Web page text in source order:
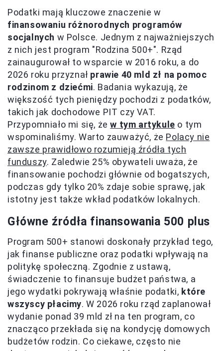
Podatki mają kluczowe znaczenie w
finansowaniu różnorodnych programów
socjalnych w Polsce. Jednym z najważniejszych
z nich jest program "Rodzina 500+". Rząd
zainaugurował to wsparcie w 2016 roku, a do
2026 roku przyznał prawie 40 mld zł na pomoc
rodzinom z dziećmi. Badania wykazują, że
większość tych pieniędzy pochodzi z podatków,
takich jak dochodowe PIT czy VAT.
Przypomniało mi się, żew tym artykule o tym
wspominaliśmy. Warto zauważyć, że Polacy nie
zawsze prawidłowo rozumieją źródła tych
funduszy. Zaledwie 25% obywateli uważa, że
finansowanie pochodzi głównie od bogatszych,
podczas gdy tylko 20% zdaje sobie sprawę, jak
istotny jest także wkład podatków lokalnych.
Główne źródła finansowania 500 plus
Program 500+ stanowi doskonały przykład tego,
jak finanse publiczne oraz podatki wpływają na
politykę społeczną. Zgodnie z ustawą,
świadczenie to finansuje budżet państwa, a
jego wydatki pokrywają właśnie podatki, które
wszyscy płacimy. W 2026 roku rząd zaplanował
wydanie ponad 39 mld zł na ten program, co
znacząco przekłada się na kondycję domowych
budżetów rodzin. Co ciekawe, często nie